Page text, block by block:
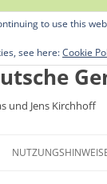
und Jens Kirchhoff
to use this
see here:Cookie